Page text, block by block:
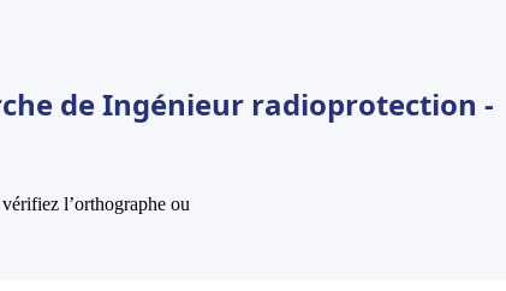
de Ingénieur radioprotection -
l’orthographe ou